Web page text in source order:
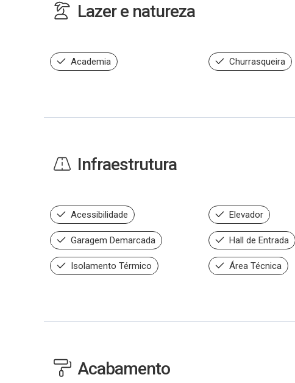
Lazer e natureza
Academia Churrasqueira
Infraestrutura
Acessibilidade Elevador
Garagem Demarcada Hall de Entrada
Isolamento Térmico Área Técnica
Acabamento